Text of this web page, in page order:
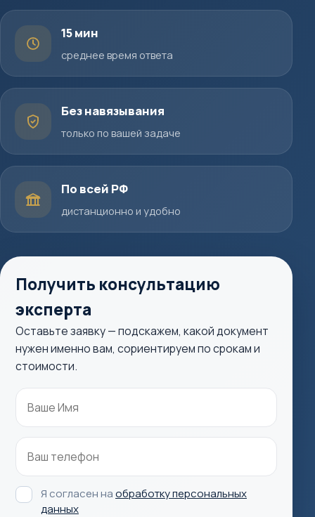
15 мин
среднее время ответа
Без навязывания
только по вашей задаче
По всей РФ
дистанционно и удобно
Получить консультацию
эксперта
Оставьте заявку — подскажем, какой документ
нужен именно вам, сориентируем по срокам и
стоимости.
Я согласен наобработку персональных
данных